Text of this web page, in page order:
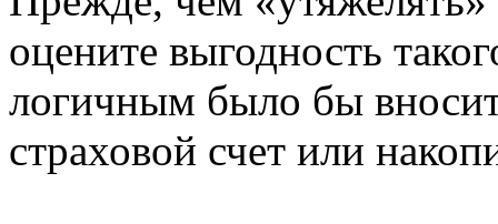
оцените выгодность
логичным было бы
страховой счет или